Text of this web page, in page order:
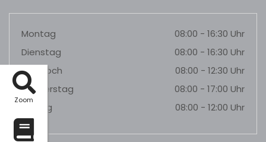
Zoom
Montag
08:00 - 16:30 Uhr
Dienstag
08:00 - 16:30 Uhr
Mittwoch
08:00 - 12:30 Uhr
Donnerstag
08:00 - 17:00 Uhr
Freitag
08:00 - 12:00 Uhr